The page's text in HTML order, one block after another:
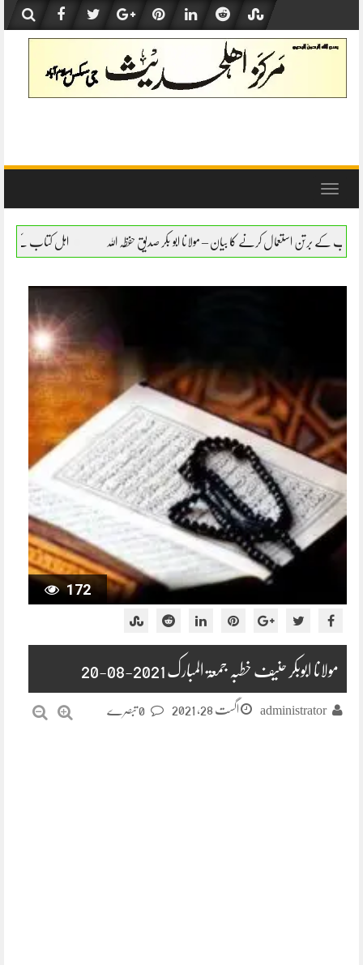
content
Toggle
بیان – مولانا ابو بکر صدیق حفظہ اللہ اہل کتاب کے برتن استعمال کرنے کا بیان –
172
مولانا ابوبکر حنیف خطبہ جمعۃ المبارک 2021-08-20
administrator اگست 28, 2021